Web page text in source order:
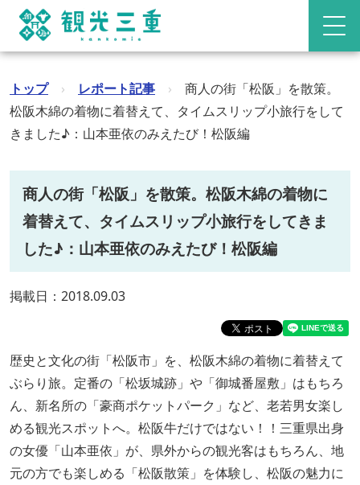
トップ › レポート記事 ›
商人の街「松阪」を散策。
松阪木綿の着物に着替えて、タイムスリップ小旅行をして
きました♪：山本亜依のみえたび！松阪編
商人の街「松阪」を散策。松阪木綿の着物に
着替えて、タイムスリップ小旅行をしてきま
した♪：山本亜依のみえたび！松阪編
掲載日：2018.09.03
歴史と文化の街「松阪市」を、松阪木綿の着物に着替えて
ぶらり旅。定番の「松坂城跡」や「御城番屋敷」はもちろ
ん、新名所の「豪商ポケットパーク」など、老若男女楽し
める観光スポットへ。松阪牛だけではない！！三重県出身
の女優「山本亜依」が、県外からの観光客はもちろん、地
元の方でも楽しめる「松阪散策」を体験し、松阪の魅力に